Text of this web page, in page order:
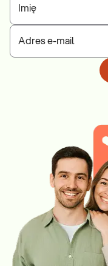
Imię
Adres e-mail